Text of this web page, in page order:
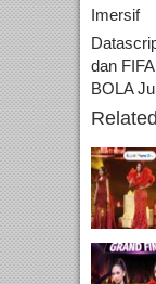
Imersif
dan
BOLA